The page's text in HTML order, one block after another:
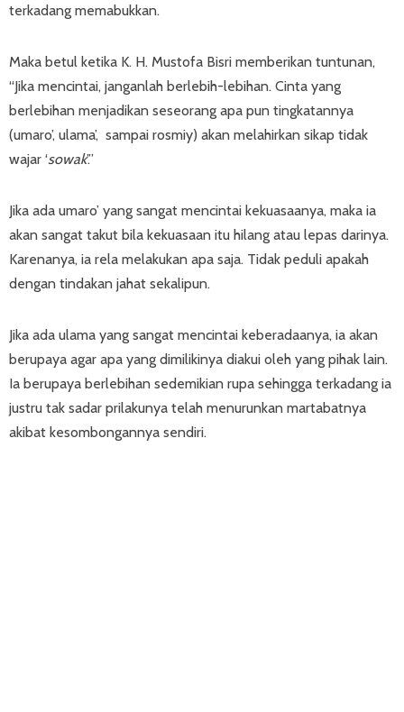
terkadang memabukkan.
Maka betul ketika K. H. Mustofa Bisri memberikan tuntunan,
“Jika mencintai, janganlah berlebih-lebihan. Cinta yang
berlebihan menjadikan seseorang apa pun tingkatannya
(umaro’, ulama’, sampai rosmiy) akan melahirkan sikap tidak
wajar ‘sowak’.”
Jika ada umaro’ yang sangat mencintai kekuasaanya, maka ia
akan sangat takut bila kekuasaan itu hilang atau lepas darinya.
Karenanya, ia rela melakukan apa saja. Tidak peduli apakah
dengan tindakan jahat sekalipun.
Jika ada ulama yang sangat mencintai keberadaanya, ia akan
berupaya agar apa yang dimilikinya diakui oleh yang pihak lain.
Ia berupaya berlebihan sedemikian rupa sehingga terkadang ia
justru tak sadar prilakunya telah menurunkan martabatnya
akibat kesombongannya sendiri.